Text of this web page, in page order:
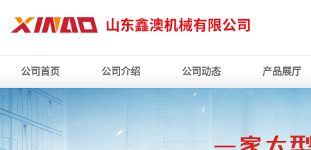
公司首页 公司介绍 公司动态 产品展厅